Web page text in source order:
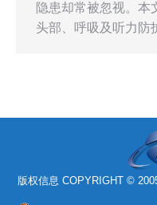
隐患却常被忽视。本
头部、呼吸及听力防
版权信息 COPYRIGHT ©